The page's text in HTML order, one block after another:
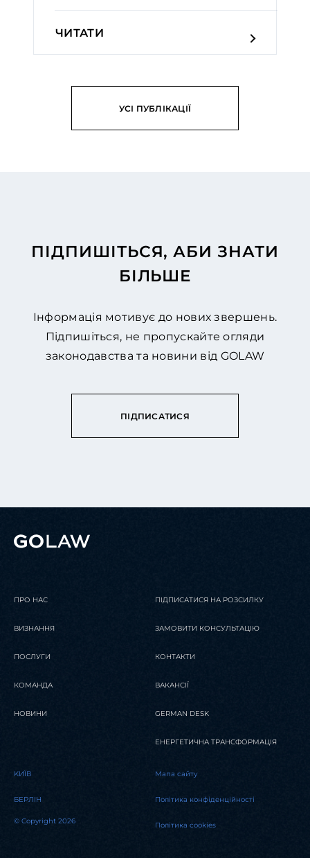
ЧИТАТИ
УСІ ПУБЛІКАЦІЇ
ПІДПИШІТЬСЯ, АБИ ЗНАТИ
БІЛЬШЕ
Інформація мотивує до нових звершень.
Підпишіться, не пропускайте огляди
законодавства та новини від GOLAW
ПІДПИСАТИСЯ
ПРО НАС
ВИЗНАННЯ
ПОСЛУГИ
КОМАНДА
НОВИНИ
ПІДПИСАТИСЯ НА РОЗСИЛКУ
ЗАМОВИТИ КОНСУЛЬТАЦІЮ
КОНТАКТИ
ВАКАНСІЇ
GERMAN DESK
ЕНЕРГЕТИЧНА ТРАНСФОРМАЦІЯ
KИЇВ
БЕРЛІН
© Copyright 2026
Мапа сайту
Політика конфіденційності
Політика cookies